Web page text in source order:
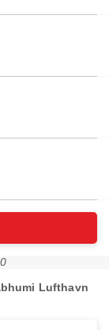
Lufthavn